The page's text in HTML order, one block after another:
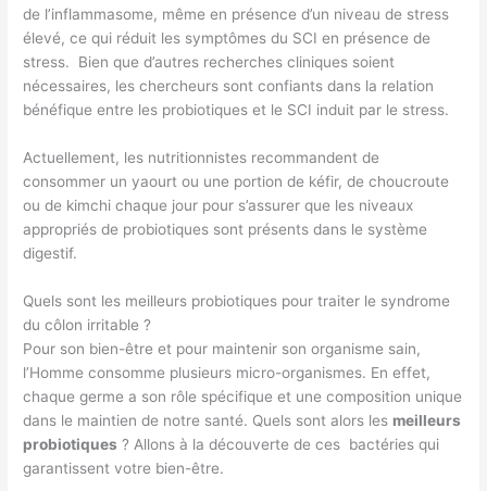
de l’inflammasome, même en présence d’un niveau de stress
élevé, ce qui réduit les symptômes du SCI en présence de
stress. Bien que d’autres recherches cliniques soient
nécessaires, les chercheurs sont confiants dans la relation
bénéfique entre les probiotiques et le SCI induit par le stress.
Actuellement, les nutritionnistes recommandent de
consommer un yaourt ou une portion de kéfir, de choucroute
ou de kimchi chaque jour pour s’assurer que les niveaux
appropriés de probiotiques sont présents dans le système
digestif.
Quels sont les meilleurs probiotiques pour traiter le syndrome
du côlon irritable ?
Pour son bien-être et pour maintenir son organisme sain,
l’Homme consomme plusieurs micro-organismes. En effet,
chaque germe a son rôle spécifique et une composition unique
dans le maintien de notre santé. Quels sont alors les meilleurs
probiotiques ? Allons à la découverte de ces bactéries qui
garantissent votre bien-être.